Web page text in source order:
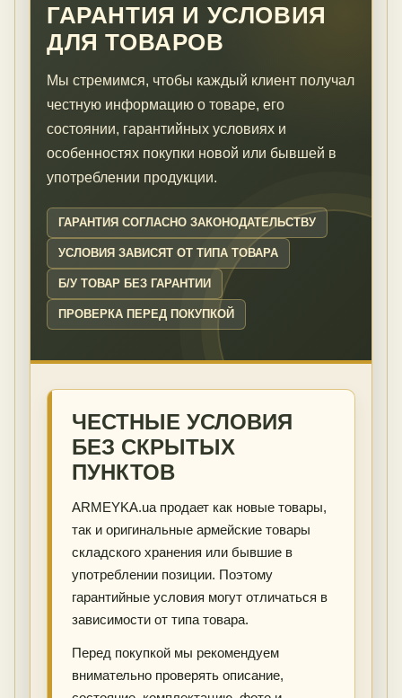
ГАРАНТИЯ И УСЛОВИЯ
ДЛЯ ТОВАРОВ
Мы стремимся, чтобы каждый клиент получал
честную информацию о товаре, его
состоянии, гарантийных условиях и
особенностях покупки новой или бывшей в
употреблении продукции.
ГАРАНТИЯ СОГЛАСНО ЗАКОНОДАТЕЛЬСТВУ
УСЛОВИЯ ЗАВИСЯТ ОТ ТИПА ТОВАРА
Б/У ТОВАР БЕЗ ГАРАНТИИ
ПРОВЕРКА ПЕРЕД ПОКУПКОЙ
ЧЕСТНЫЕ УСЛОВИЯ
БЕЗ СКРЫТЫХ
ПУНКТОВ
ARMEYKA.ua продает как новые товары,
так и оригинальные армейские товары
складского хранения или бывшие в
употреблении позиции. Поэтому
гарантийные условия могут отличаться в
зависимости от типа товара.
Перед покупкой мы рекомендуем
внимательно проверять описание,